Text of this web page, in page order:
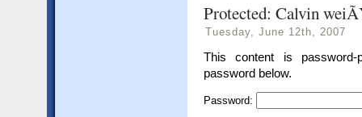
Protected: Calvin
Tuesday, June 12th, 2007
This content is
password below.
Password: